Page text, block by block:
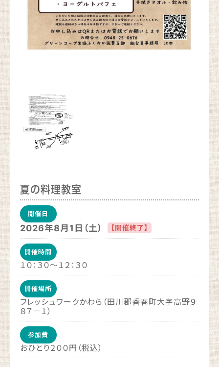
夏の料理教室
開催日
2026年8月1日（土） 【開催終了】
開催時間
１０：３０～１２：３０
開催場所
フレッシュワークかわら（田川郡香春町大字高野９
８７－１）
参加費
おひとり２００円（税込）